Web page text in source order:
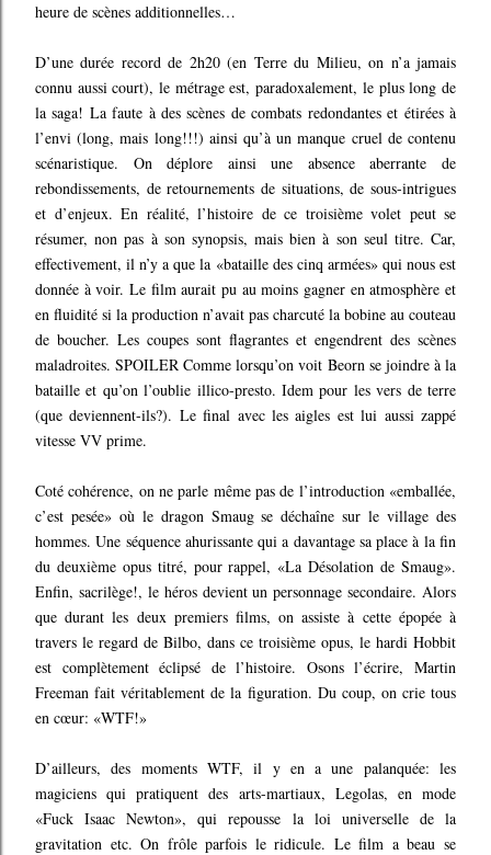
heure de scènes additionnelles…
D’une durée record de 2h20 (en Terre du Milieu, on n’a jamais
connu aussi court), le métrage est, paradoxalement, le plus long de
la saga! La faute à des scènes de combats redondantes et étirées à
l’envi (long, mais long!!!) ainsi qu’à un manque cruel de contenu
scénaristique. On déplore ainsi une absence aberrante de
rebondissements, de retournements de situations, de sous-intrigues
et d’enjeux. En réalité, l’histoire de ce troisième volet peut se
résumer, non pas à son synopsis, mais bien à son seul titre. Car,
effectivement, il n’y a que la «bataille des cinq armées» qui nous est
donnée à voir. Le film aurait pu au moins gagner en atmosphère et
en fluidité si la production n’avait pas charcuté la bobine au couteau
de boucher. Les coupes sont flagrantes et engendrent des scènes
maladroites. SPOILER Comme lorsqu’on voit Beorn se joindre à la
bataille et qu’on l’oublie illico-presto. Idem pour les vers de terre
(que deviennent-ils?). Le final avec les aigles est lui aussi zappé
vitesse VV prime.
Coté cohérence, on ne parle même pas de l’introduction «emballée,
c’est pesée» où le dragon Smaug se déchaîne sur le village des
hommes. Une séquence ahurissante qui a davantage sa place à la fin
du deuxième opus titré, pour rappel, «La Désolation de Smaug».
Enfin, sacrilège!, le héros devient un personnage secondaire. Alors
que durant les deux premiers films, on assiste à cette épopée à
travers le regard de Bilbo, dans ce troisième opus, le hardi Hobbit
est complètement éclipsé de l’histoire. Osons l’écrire, Martin
Freeman fait véritablement de la figuration. Du coup, on crie tous
en cœur: «WTF!»
D’ailleurs, des moments WTF, il y en a une palanquée: les
magiciens qui pratiquent des arts-martiaux, Legolas, en mode
«Fuck Isaac Newton», qui repousse la loi universelle de la
gravitation etc. On frôle parfois le ridicule. Le film a beau se